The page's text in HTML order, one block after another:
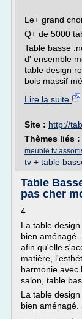
Le+ grand
Q+ de 5000
Table basse
d' ensemble
table design
bois massif
Lire la suite
Site : http://
Thèmes liés :
meuble tv
tv + table
Table
pas cher
4
La table
bien
afin qu'elle
matière,
harmonie avec
salon, table
La table
bien aménagé.